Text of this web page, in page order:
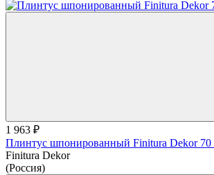
1 963 ₽
Плинтус шпонированный Finitura Dekor
Finitura Dekor
(Россия)